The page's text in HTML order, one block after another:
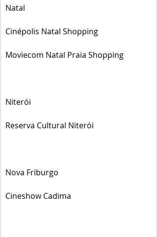
Natal
Cinépolis Natal Shopping
Moviecom Natal Praia Shopping
Niterói
Reserva Cultural Niterói
Nova Friburgo
Cineshow Cadima